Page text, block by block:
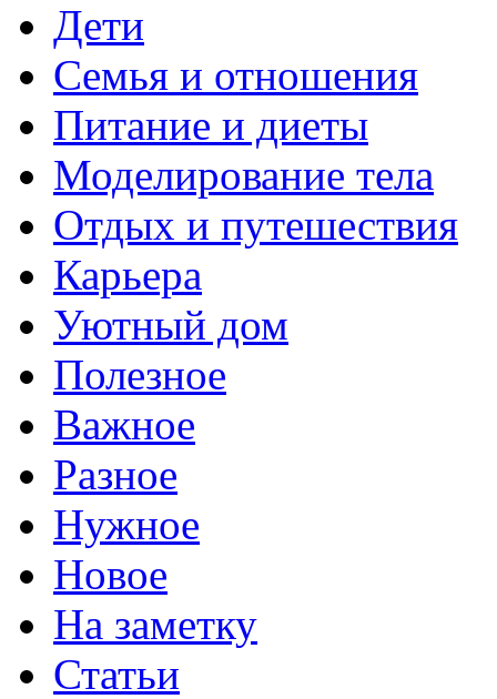
Дети
Семья и отношения
Питание и диеты
Моделирование тела
Отдых и путешествия
Карьера
Уютный дом
Полезное
Важное
Разное
Нужное
Новое
На заметку
Статьи